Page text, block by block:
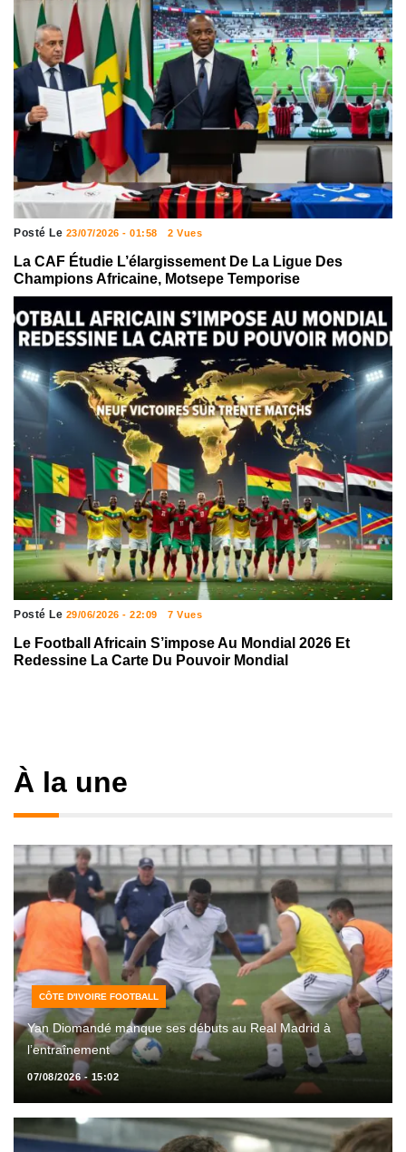
Posté Le 23/07/2026 - 01:58 2 Vues
La CAF Étudie L’élargissement De La Ligue Des
Champions Africaine, Motsepe Temporise
Posté Le 29/06/2026 - 22:09 7 Vues
Le Football Africain S’impose Au Mondial 2026 Et
Redessine La Carte Du Pouvoir Mondial
À la une
CÔTE D'IVOIRE FOOTBALL
Yan Diomandé manque ses débuts au Real Madrid à
l’entraînement
07/08/2026 - 15:02